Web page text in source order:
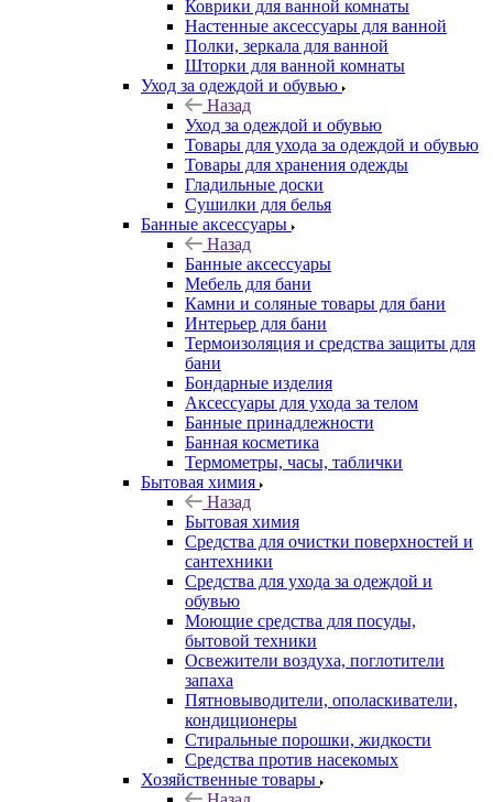
Коврики для ванной комнаты
Настенные аксессуары для ванной
Полки, зеркала для ванной
Шторки для ванной комнаты
Уход за одеждой и обувью
Назад
Уход за одеждой и обувью
Товары для ухода за одеждой и обувью
Товары для хранения одежды
Гладильные доски
Сушилки для белья
Банные аксессуары
Назад
Банные аксессуары
Мебель для бани
Камни и соляные товары для бани
Интерьер для бани
Термоизоляция и средства защиты для
бани
Бондарные изделия
Аксеcсуары для ухода за телом
Банные принадлежности
Банная косметика
Термометры, часы, таблички
Бытовая химия
Назад
Бытовая химия
Средства для очистки поверхностей и
сантехники
Средства для ухода за одеждой и
обувью
Моющие средства для посуды,
бытовой техники
Освежители воздуха, поглотители
запаха
Пятновыводители, ополаскиватели,
кондиционеры
Стиральные порошки, жидкости
Средства против насекомых
Хозяйственные товары